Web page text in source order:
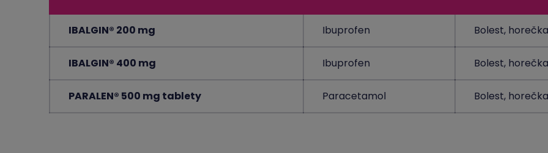
IBALGIN® 200 mg Ibuprofen Bolest,
IBALGIN® 400 mg Ibuprofen Bolest,
PARALEN® 500 mg tablety Paracetamol Bolest, horečka